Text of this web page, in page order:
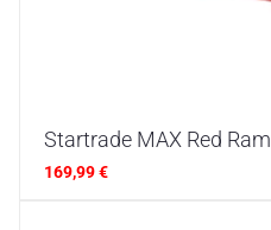
Startrade MAX Red Ram
169,99€